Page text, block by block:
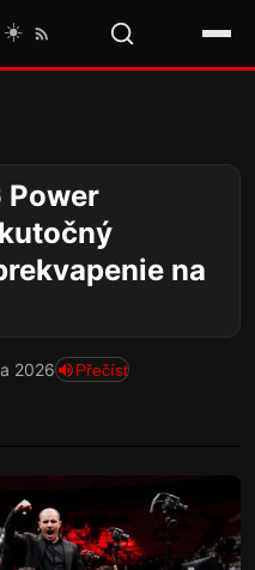
☀️
Power
na
2026 Přečíst